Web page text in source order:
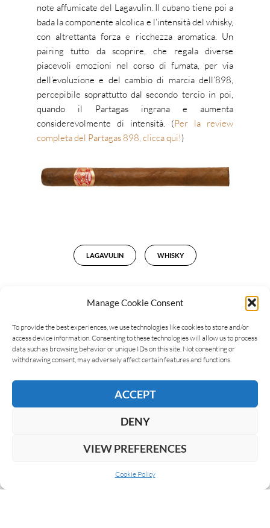
Manage Cookie Consent
To provide the best experiences, we use technologies like cookies to store and/or
access device information. Consenting to these technologies will allow us to process
data such as browsing behavior or unique IDs on this site. Not consenting or
withdrawing consent, may adversely affect certain features and functions.
ACCEPT
DENY
VIEW PREFERENCES
Cookie Policy
note affumicate del Lagavulin. Il cubano tiene poi a
bada la componente alcolica e l’intensità del whisky,
con altrettanta forza e ricchezza aromatica. Un
pairing tutto da scoprire, che regala diverse
piacevoli emozioni nel corso di fumata, per via
dell’evoluzione e del cambio di marcia dell’898,
percepibile soprattutto dal secondo tercio in poi,
quando il Partagas ingrana e aumenta
considerevolmente di intensità. (Per la review
completa del Partagas 898, clicca qui!)
LAGAVULIN WHISKY